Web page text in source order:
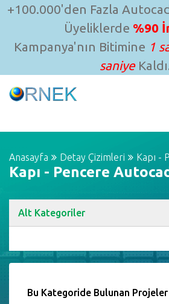
+100.000'den Fazla
Üyeliklerde %90
Kampanya'nın Bitimine 1
saniye
Anasayfa Detay Çizimleri Kapı -
Kapı - Pencere
Alt Kategoriler
Bu Kategoride Bulunan Projeler